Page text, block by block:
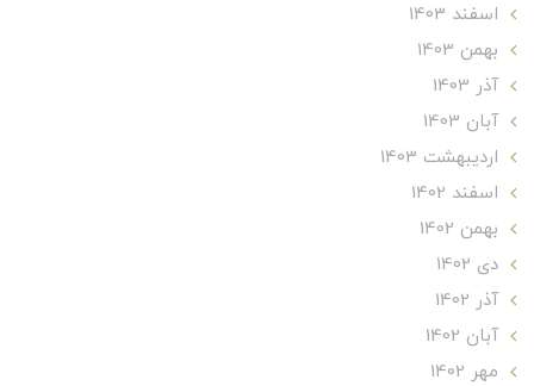
اسفند 1403
بهمن 1403
آذر 1403
آبان 1403
ارديبهشت 1403
اسفند 1402
بهمن 1402
دی 1402
آذر 1402
آبان 1402
مهر 1402